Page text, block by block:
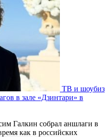
ТВ и шоубиз
в зале «Дзинтари» в
Галкин собрал аншлаги в
как в российских